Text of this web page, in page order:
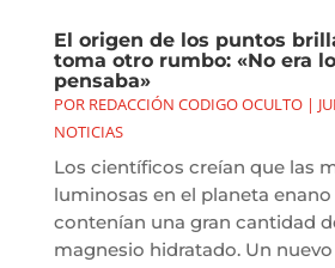
El origen de los puntos
toma otro rumbo: «No era
pensaba»
POR REDACCIÓN CODIGO OCULTO|
NOTICIAS
Los científicos creían que las
luminosas en el planeta enano
contenían una gran cantidad
magnesio hidratado. Un